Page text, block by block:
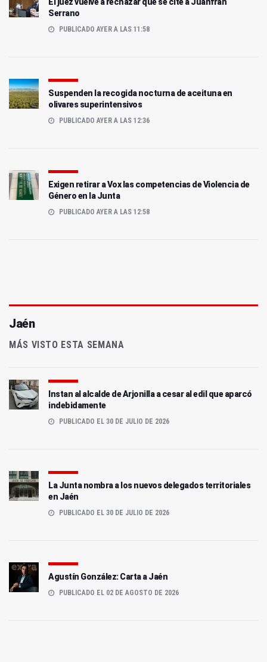
El juez vuelve a rechazar que se cite a Juanfran
Serrano
PUBLICADO AYER A LAS 11:58
Suspenden la recogida nocturna de aceituna en
olivares superintensivos
PUBLICADO AYER A LAS 12:36
Exigen retirar a Vox las competencias de Violencia de
Género en la Junta
PUBLICADO AYER A LAS 12:58
Jaén
MÁS VISTO ESTA SEMANA
Instan al alcalde de Arjonilla a cesar al edil que aparcó
indebidamente
PUBLICADO EL 30 DE JULIO DE 2026
La Junta nombra a los nuevos delegados territoriales
en Jaén
PUBLICADO EL 30 DE JULIO DE 2026
Agustín González: Carta a Jaén
PUBLICADO EL 02 DE AGOSTO DE 2026